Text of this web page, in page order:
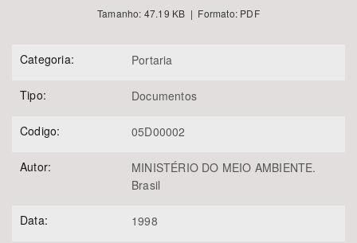
Tamanho: 47.19 KB | Formato: PDF
Categoria: Portaria
Tipo: Documentos
Codigo: 05D00002
Autor:
MINISTÉRIO DO MEIO AMBIENTE.
Brasil
Data: 1998